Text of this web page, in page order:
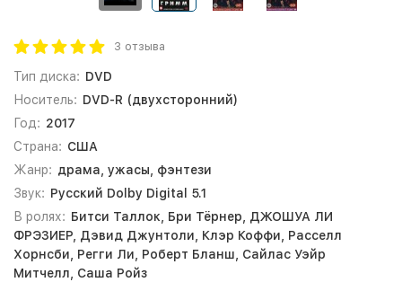
3 отзыва
Тип диска: DVD
Носитель: DVD-R (двухсторонний)
Год: 2017
Страна: США
Жанр: драма, ужасы, фэнтези
Звук: Русский Dolby Digital 5.1
В ролях: Битси Таллок, Бри Тёрнер, ДЖОШУА ЛИ
ФРЭЗИЕР, Дэвид Джунтоли, Клэр Коффи, Расселл
Хорнсби, Регги Ли, Роберт Бланш, Сайлас Уэйр
Митчелл, Саша Ройз